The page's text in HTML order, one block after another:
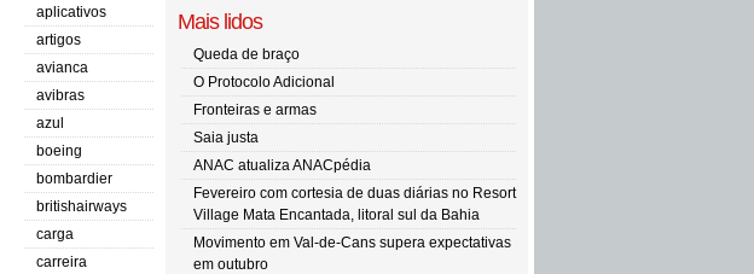
aplicativos
artigos
avianca
avibras
azul
boeing
bombardier
britishairways
carga
carreira
Mais lidos
Queda de braço
O Protocolo Adicional
Fronteiras e armas
Saia justa
ANAC atualiza ANACpédia
Fevereiro com cortesia de duas diárias no Resort
Village Mata Encantada, litoral sul da Bahia
Movimento em Val-de-Cans supera expectativas
em outubro